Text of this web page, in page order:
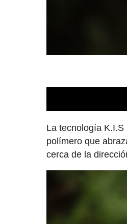
La tecnología
polímero que
cerca de la